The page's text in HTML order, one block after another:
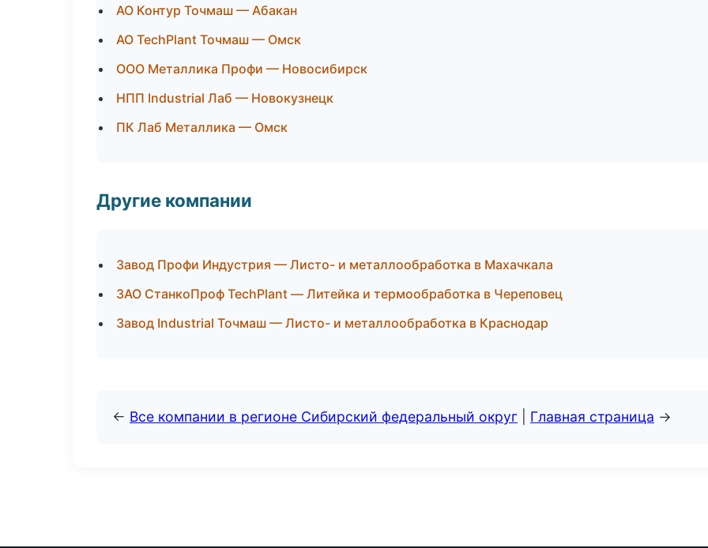
АО Контур Точмаш — Абакан
АО TechPlant Точмаш — Омск
ООО Металлика Профи — Новосибирск
НПП Industrial Лаб — Новокузнецк
ПК Лаб Металлика — Омск
Другие компании
Завод Профи Индустрия — Листо- и металлообработка в Махачкала
ЗАО СтанкоПроф TechPlant — Литейка и термообработка в Череповец
Завод Industrial Точмаш — Листо- и металлообработка в Краснодар
← Все компании в регионе Сибирский федеральный округ Главная страница →